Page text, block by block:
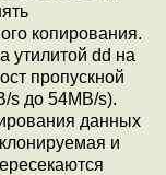
копирования.
утилитой dd на
пропускной
s до 54MB/s).
данных
и